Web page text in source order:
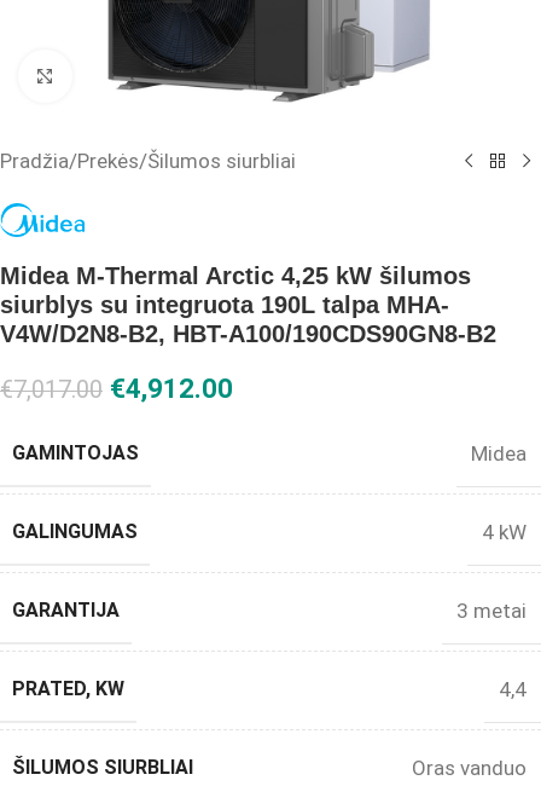
Click to enlarge
Pradžia/Prekės/Šilumos siurbliai
Midea M-Thermal Arctic 4,25 kW šilumos
siurblys su integruota 190L talpa MHA-
V4W/D2N8-B2, HBT-A100/190CDS90GN8-B2
€7,017.00 €4,912.00
GAMINTOJAS Midea
GALINGUMAS 4 kW
GARANTIJA 3 metai
PRATED, KW 4,4
ŠILUMOS SIURBLIAI Oras vanduo